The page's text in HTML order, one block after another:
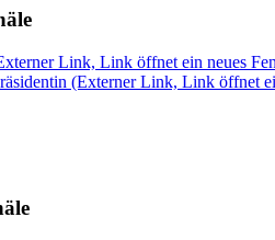
Link, Link öffnet ein neues
(Externer Link, Link öffnet